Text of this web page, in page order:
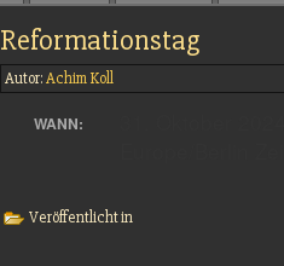
Reformationstag
Autor:Achim Koll
WANN:
Veröffentlicht in